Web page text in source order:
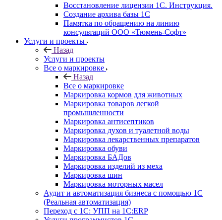
Восстановление лицензии 1С. Инструкция.
Создание архива базы 1С
Памятка по обращению на линию
консультаций ООО «Тюмень-Софт»
Услуги и проекты
Назад
Услуги и проекты
Все о маркировке
Назад
Все о маркировке
Маркировка кормов для животных
Маркировка товаров легкой
промышленности
Маркировка антисептиков
Маркировка духов и туалетной воды
Маркировка лекарственных препаратов
Маркировка обуви
Маркировка БАДов
Маркировка изделий из меха
Маркировка шин
Маркировка моторных масел
Аудит и автоматизация бизнеса с помощью 1С
(Реальная автоматизация)
Переход с 1С: УПП на 1С:ERP